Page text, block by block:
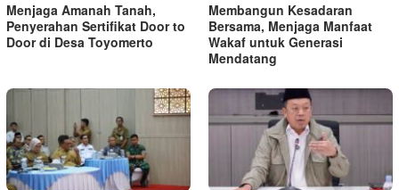
Menjaga Amanah Tanah,
Penyerahan Sertifikat Door to
Door di Desa Toyomerto
Membangun Kesadaran
Bersama, Menjaga Manfaat
Wakaf untuk Generasi
Mendatang